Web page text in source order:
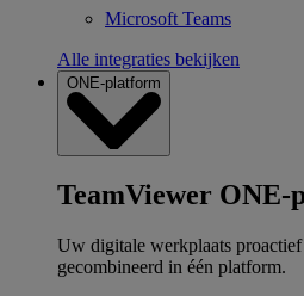
Microsoft Teams
Alle integraties bekijken
ONE-platform
TeamViewer ONE-
Uw digitale werkplaats proactief
gecombineerd in één platform.